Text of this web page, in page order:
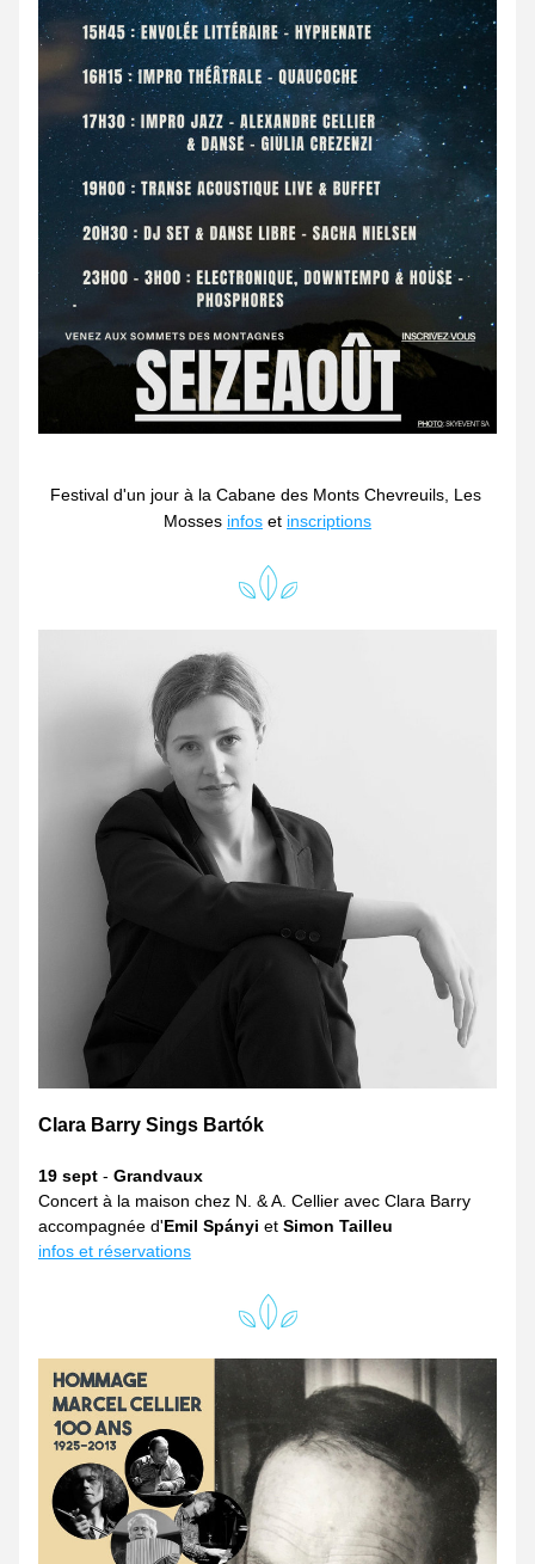
Festival d'un jour à la Cabane des Monts Chevreuils, Les
Mosses infos et inscriptions
Clara Barry Sings Bartók
19 sept - Grandvaux
Concert à la maison chez N. & A. Cellier avec Clara Barry
accompagnée d'Emil Spányi et Simon Tailleu
infos et réservations